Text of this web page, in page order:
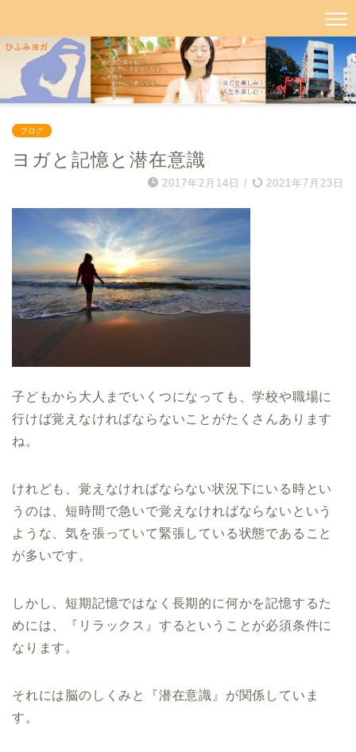
ブログ
ヨガと記憶と潜在意識
2017年2月14日 / 2021年7月23日
子どもから大人までいくつになっても、学校や職場に
行けば覚えなければならないことがたくさんあります
ね。
けれども、覚えなければならない状況下にいる時とい
うのは、短時間で急いで覚えなければならないという
ような、気を張っていて緊張している状態であること
が多いです。
しかし、短期記憶ではなく長期的に何かを記憶するた
めには、『リラックス』するということが必須条件に
なります。
それには脳のしくみと『潜在意識』が関係していま
す。